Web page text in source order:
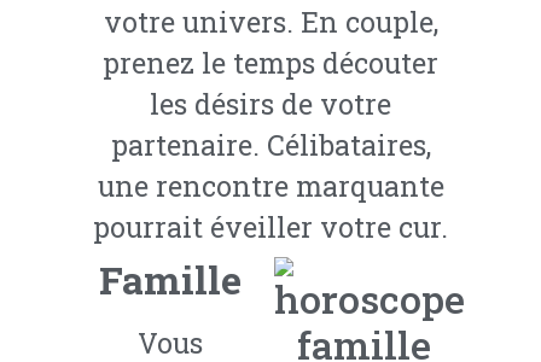
votre univers. En couple,
prenez le temps découter
les désirs de votre
partenaire. Célibataires,
une rencontre marquante
pourrait éveiller votre cur.
Famille
Vous